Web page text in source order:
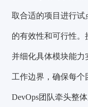
取合适的项目进行试
的有效性和可行性
并细化具体模块能力
工作边界，确保每个
DevOps团队牵头整